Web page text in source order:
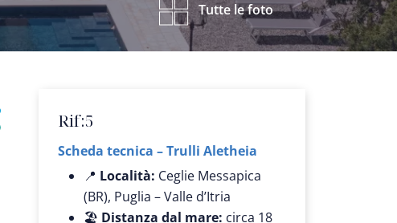
Tutte le foto
Rif:5
Scheda tecnica – Trulli Aletheia
📍 Località: Ceglie Messapica
(BR), Puglia – Valle d’Itria
🏖️ Distanza dal mare: circa 18